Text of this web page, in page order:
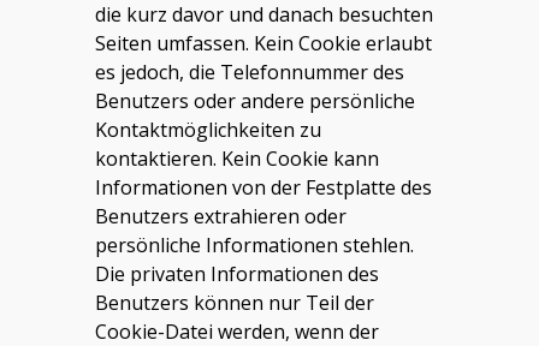
die kurz davor und danach besuchten
Seiten umfassen. Kein Cookie erlaubt
es jedoch, die Telefonnummer des
Benutzers oder andere persönliche
Kontaktmöglichkeiten zu
kontaktieren. Kein Cookie kann
Informationen von der Festplatte des
Benutzers extrahieren oder
persönliche Informationen stehlen.
Die privaten Informationen des
Benutzers können nur Teil der
Cookie-Datei werden, wenn der